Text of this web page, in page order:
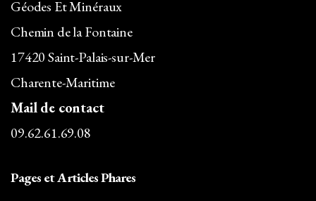
Géodes Et Minéraux
Chemin de la Fontaine
17420 Saint-Palais-sur-Mer
Charente-Maritime
Mail de contact
09.62.61.69.08
Pages et Articles Phares